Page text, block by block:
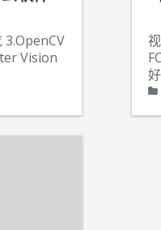
3.OpenCV
Vision